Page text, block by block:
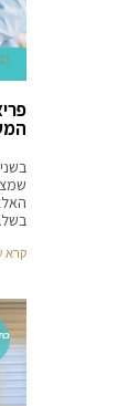
21 ביולי 2026
קרא